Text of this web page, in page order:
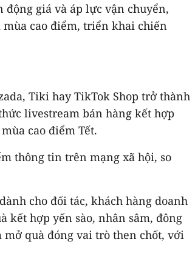
giá và áp lực vận chuyển,
cao điểm, triển khai chiến
Tiki hay TikTok Shop trở thành
livestream bán hàng kết hợp
cao điểm Tết.
thông tin trên mạng xã hội, so
cho đối tác, khách hàng doanh
kết hợp yến sào, nhân sâm, đông
quà đóng vai trò then chốt, với